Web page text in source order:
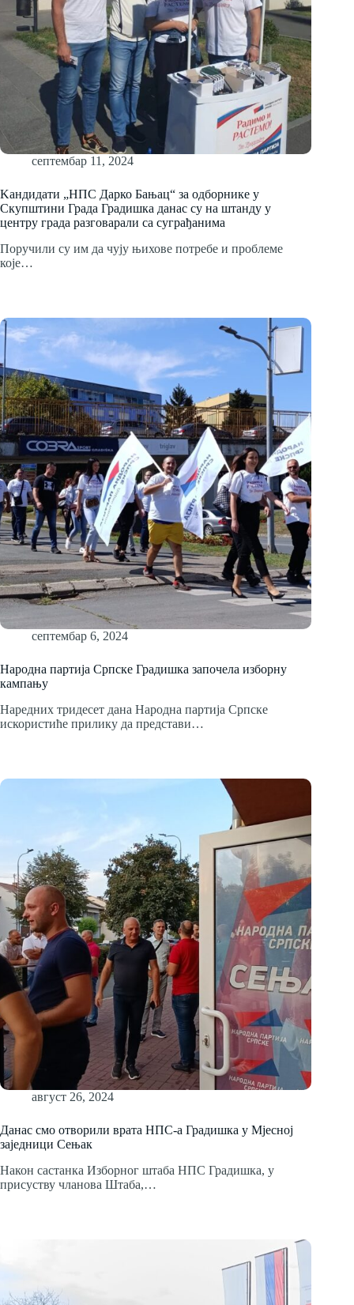
септембар 11, 2024
Kaндидати „НПС Дарко Бањац“ за одборнике у
Скупштини Града Градишка данас су на штанду у
центру града разговарали са суграђанима
Поручили су им да чују њихове потребе и проблеме
које…
септембар 6, 2024
Народна партија Српске Градишка започела изборну
кампању
Наредних тридесет дана Народна партија Српске
искористиће прилику да представи…
август 26, 2024
Данас смо отворили врата НПС-а Градишка у Мјесној
заједници Сењак
Након састанка Изборног штаба НПС Градишка, у
присуству чланова Штаба,…